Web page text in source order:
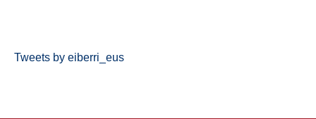
Tweets by eiberri_eus